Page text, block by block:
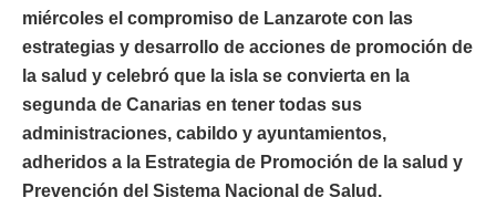
miércoles el compromiso de Lanzarote con las
estrategias y desarrollo de acciones de promoción de
la salud y celebró que la isla se convierta en la
segunda de Canarias en tener todas sus
administraciones, cabildo y ayuntamientos,
adheridos a la Estrategia de Promoción de la salud y
Prevención del Sistema Nacional de Salud.